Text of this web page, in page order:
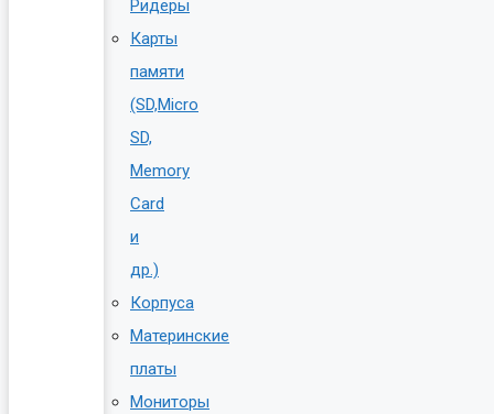
Ридеры
Карты
памяти
(SD,Micro
SD,
Memory
Card
и
др.)
Корпуса
Материнские
платы
Мониторы